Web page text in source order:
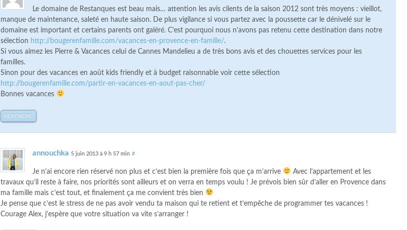
Le domaine de Restanques est beau mais… attention les avis clients de la saison 2012 sont très moyens : vieillot,
manque de maintenance, saleté en haute saison. De plus vigilance si vous partez avec la poussette car le dénivelé sur le
domaine est important et certains parents ont galéré. C’est pourquoi nous n’avons pas retenu cette destination dans notre
sélection http://bougerenfamille.com/vacances-en-provence-en-famille/.
Si vous aimez les Pierre & Vacances celui de Cannes Mandelieu a de très bons avis et des chouettes services pour les
familles.
Sinon pour des vacances en août kids friendly et à budget raisonnable voir cette sélection
http://bougerenfamille.com/partir-en-vacances-en-aout-pas-cher/
Bonnes vacances
RÉPONDRE
annouchka 5 juin 2013 à 9 h 57 min #
Je n’ai encore rien réservé non plus et c’est bien la première fois que ça m’arrive
Avec l’appartement et les
travaux qu’il reste à faire, nos priorités sont ailleurs et on verra en temps voulu ! Je prévois bien sûr d’aller en Provence dans
ma famille mais c’est tout, et finalement ça me convient très bien
Je pense que c’est le stress de ne pas avoir vendu ta maison qui te retient et t’empêche de programmer tes vacances !
Courage Alex, j’espère que votre situation va vite s’arranger !